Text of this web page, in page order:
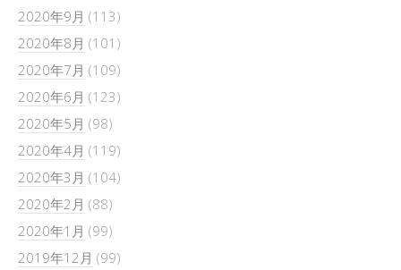
2020年9月 (113)
2020年8月 (101)
2020年7月 (109)
2020年6月 (123)
2020年5月 (98)
2020年4月 (119)
2020年3月 (104)
2020年2月 (88)
2020年1月 (99)
2019年12月 (99)